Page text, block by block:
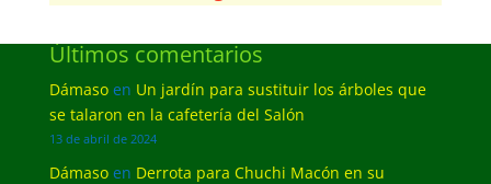
Últimos comentarios
Dámasoen Un jardín para sustituir los árboles que
se talaron en la cafetería del Salón
13 de abril de 2024
Dámasoen Derrota para Chuchi Macón en su